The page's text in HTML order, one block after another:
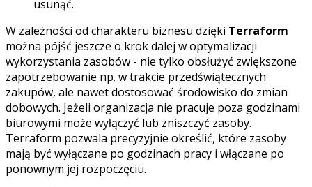
usunąć.
W zależności od charakteru biznesu dzięki Terraform
można pójść jeszcze o krok dalej w optymalizacji
wykorzystania zasobów - nie tylko obsłużyć zwiększone
zapotrzebowanie np. w trakcie przedświątecznych
zakupów, ale nawet dostosować środowisko do zmian
dobowych. Jeżeli organizacja nie pracuje poza godzinami
biurowymi może wyłączyć lub zniszczyć zasoby.
Terraform pozwala precyzyjnie określić, które zasoby
mają być wyłączane po godzinach pracy i włączane po
ponownym jej rozpoczęciu.